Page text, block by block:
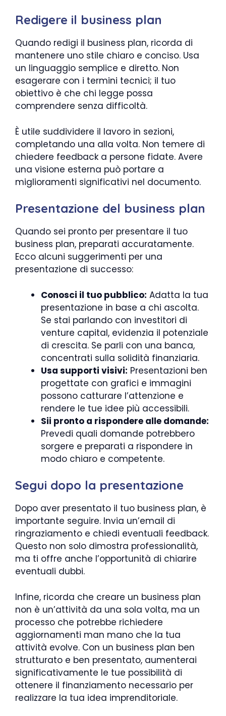
Redigere il business plan
Quando redigi il business plan, ricorda di
mantenere uno stile chiaro e conciso. Usa
un linguaggio semplice e diretto. Non
esagerare con i termini tecnici; il tuo
obiettivo è che chi legge possa
comprendere senza difficoltà.
È utile suddividere il lavoro in sezioni,
completando una alla volta. Non temere di
chiedere feedback a persone fidate. Avere
una visione esterna può portare a
miglioramenti significativi nel documento.
Presentazione del business plan
Quando sei pronto per presentare il tuo
business plan, preparati accuratamente.
Ecco alcuni suggerimenti per una
presentazione di successo:
Conosci il tuo pubblico: Adatta la tua
presentazione in base a chi ascolta.
Se stai parlando con investitori di
venture capital, evidenzia il potenziale
di crescita. Se parli con una banca,
concentrati sulla solidità finanziaria.
Usa supporti visivi: Presentazioni ben
progettate con grafici e immagini
possono catturare l’attenzione e
rendere le tue idee più accessibili.
Sii pronto a rispondere alle domande:
Prevedi quali domande potrebbero
sorgere e preparati a rispondere in
modo chiaro e competente.
Segui dopo la presentazione
Dopo aver presentato il tuo business plan, è
importante seguire. Invia un’email di
ringraziamento e chiedi eventuali feedback.
Questo non solo dimostra professionalità,
ma ti offre anche l’opportunità di chiarire
eventuali dubbi.
Infine, ricorda che creare un business plan
non è un’attività da una sola volta, ma un
processo che potrebbe richiedere
aggiornamenti man mano che la tua
attività evolve. Con un business plan ben
strutturato e ben presentato, aumenterai
significativamente le tue possibilità di
ottenere il finanziamento necessario per
realizzare la tua idea imprenditoriale.